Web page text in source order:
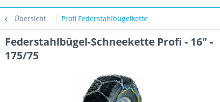
Übersicht Profi Federstahlbügelkette
Federstahlbügel-Schneekette Profi - 16" -
175/75